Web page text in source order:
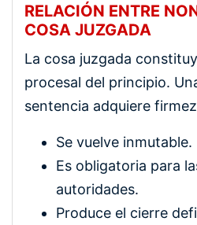
RELACIÓN ENTRE
COSA JUZGADA
La cosa juzgada
procesal del principio.
sentencia adquiere
Se vuelve inmutable.
Es obligatoria para
autoridades.
Produce el cierre